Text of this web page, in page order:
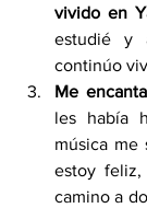
vivido en
estudié y
continúo
Me
les había
música me
estoy
camino a